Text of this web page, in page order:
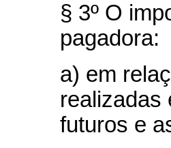
§ 3º O
pagadora:
a) em
realizadas
futuros e